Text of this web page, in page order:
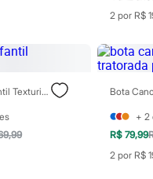
2 por R$
Coturno Infantil Texturizado
+ 2
R$ 79,99
2 por R$